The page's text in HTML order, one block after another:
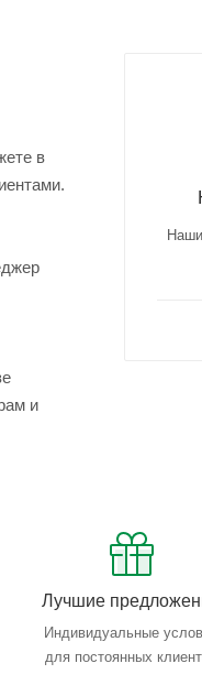
в
и
Лучшие
Индивидуальные
для постоянных